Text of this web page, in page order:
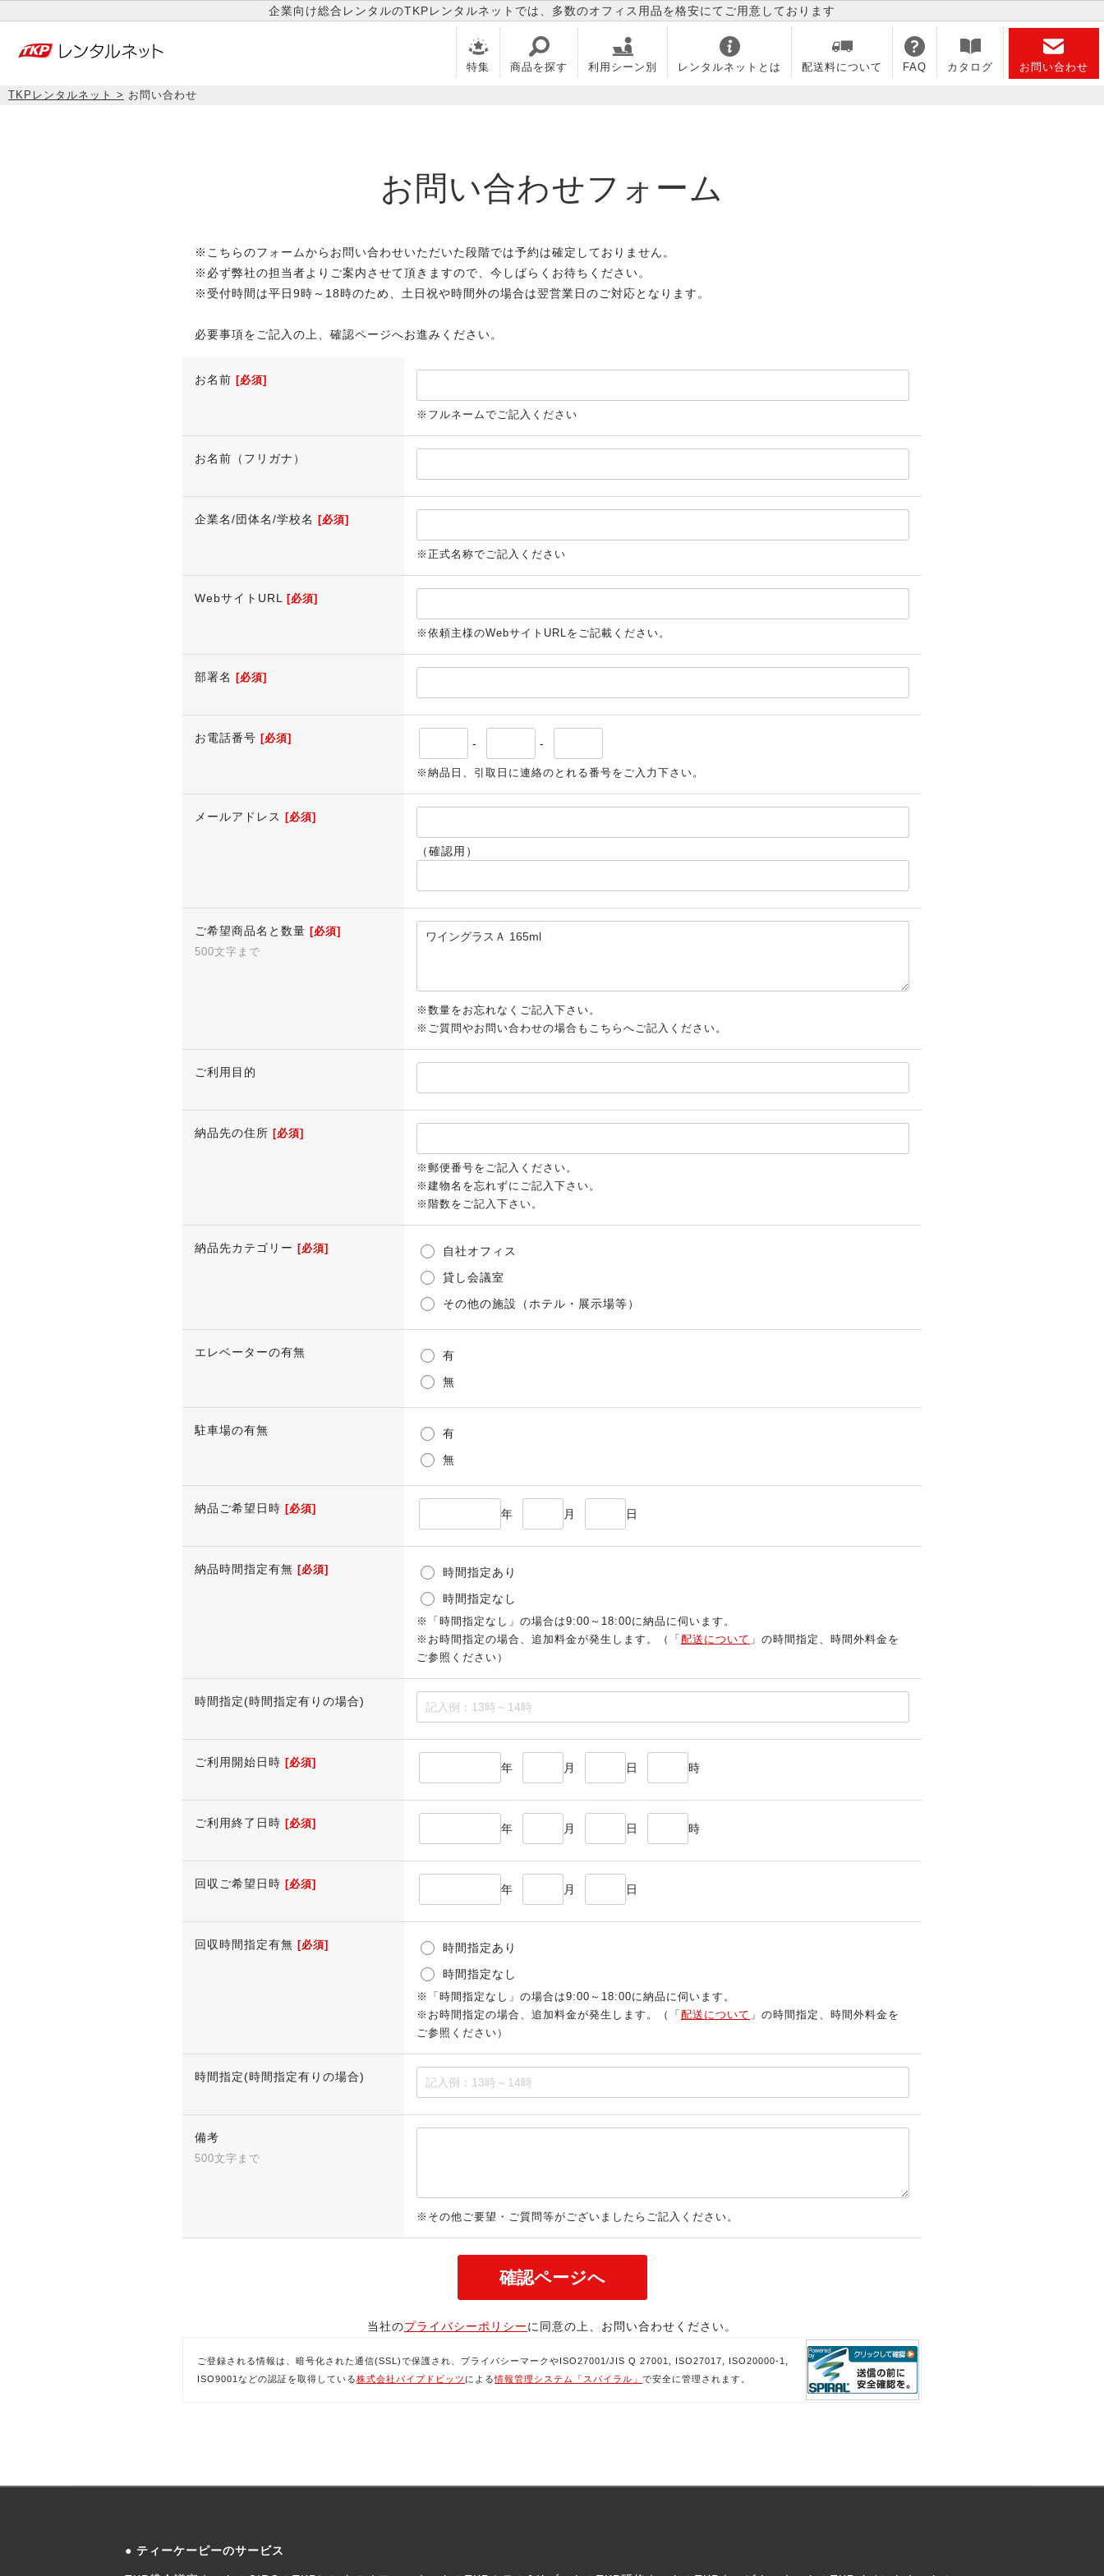
企業向け総合レンタルのTKPレンタルネットでは、多数のオフィス用品を格安にてご用意しております
特集 商品を探す 利用シーン別 レンタルネットとは 配送料について FAQ カタログ お問い合わせ
TKPレンタルネット お問い合わせ
お問い合わせフォーム
※こちらのフォームからお問い合わせいただいた段階では予約は確定しておりません。
※必ず弊社の担当者よりご案内させて頂きますので、今しばらくお待ちください。
※受付時間は平日9時～18時のため、土日祝や時間外の場合は翌営業日のご対応となります。
必要事項をご記入の上、確認ページへお進みください。
お名前 [必須]
※フルネームでご記入ください
お名前（フリガナ）
企業名/団体名/学校名 [必須]
※正式名称でご記入ください
WebサイトURL [必須]
※依頼主様のWebサイトURLをご記載ください。
部署名 [必須]
お電話番号 [必須] - -
※納品日、引取日に連絡のとれる番号をご入力下さい。
メールアドレス [必須]
（確認用）
ご希望商品名と数量 [必須]
500文字まで
※数量をお忘れなくご記入下さい。
※ご質問やお問い合わせの場合もこちらへご記入ください。
ご利用目的
納品先の住所 [必須]
※郵便番号をご記入ください。
※建物名を忘れずにご記入下さい。
※階数をご記入下さい。
納品先カテゴリー [必須]
自社オフィス
貸し会議室
その他の施設（ホテル・展示場等）
エレベーターの有無
有
無
駐車場の有無
有
無
納品ご希望日時 [必須] 年 月 日
納品時間指定有無 [必須]
時間指定あり
時間指定なし
※「時間指定なし」の場合は9:00～18:00に納品に伺います。
※お時間指定の場合、追加料金が発生します。（「 配送について 」の時間指定、時間外料金を
ご参照ください）
時間指定(時間指定有りの場合)
ご利用開始日時 [必須] 年 月 日 時
ご利用終了日時 [必須] 年 月 日 時
回収ご希望日時 [必須] 年 月 日
回収時間指定有無 [必須]
時間指定あり
時間指定なし
※「時間指定なし」の場合は9:00～18:00に納品に伺います。
※お時間指定の場合、追加料金が発生します。（「 配送について 」の時間指定、時間外料金を
ご参照ください）
時間指定(時間指定有りの場合)
備考
500文字まで
※その他ご要望・ご質問等がございましたらご記入ください。
当社のプライバシーポリシーに同意の上、お問い合わせください。
ご登録される情報は、暗号化された通信(SSL)で保護され、プライバシーマークやISO27001/JIS Q 27001, ISO27017, ISO20000-1,
ISO9001などの認証を取得している株式会社パイプドビッツ による情報管理システム「スパイラル」 で安全に管理されます。
ティーケーピーのサービス